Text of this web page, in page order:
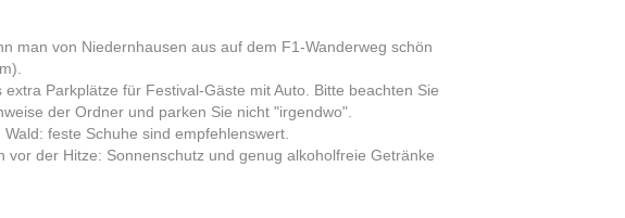
man von Niedernhausen aus auf dem F1-Wanderweg schön
extra Parkplätze für Festival-Gäste mit Auto. Bitte beachten Sie
der Ordner und parken Sie nicht "irgendwo".
feste Schuhe sind empfehlenswert.
vor der Hitze: Sonnenschutz und genug alkoholfreie Getränke